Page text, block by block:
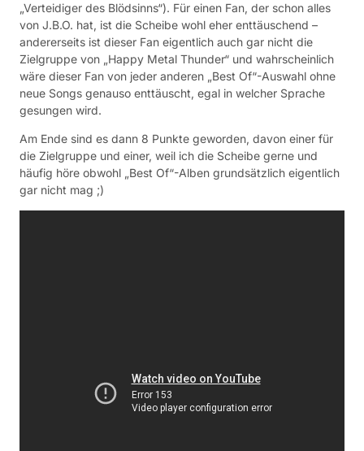
„Verteidiger des Blödsinns“). Für einen Fan, der schon alles
von J.B.O. hat, ist die Scheibe wohl eher enttäuschend –
andererseits ist dieser Fan eigentlich auch gar nicht die
Zielgruppe von „Happy Metal Thunder“ und wahrscheinlich
wäre dieser Fan von jeder anderen „Best Of“-Auswahl ohne
neue Songs genauso enttäuscht, egal in welcher Sprache
gesungen wird.
Am Ende sind es dann 8 Punkte geworden, davon einer für
die Zielgruppe und einer, weil ich die Scheibe gerne und
häufig höre obwohl „Best Of“-Alben grundsätzlich eigentlich
gar nicht mag ;)